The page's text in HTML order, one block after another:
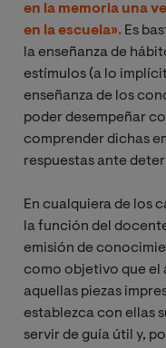
en la memoria una
en la escuela». Es
la enseñanza de
estímulos (a lo
enseñanza de los
poder desempeñar
comprender dichas
respuestas ante
En cualquiera de los
la función del
emisión de
como objetivo que el
aquellas piezas
establezca con ellas
servir de guía útil y,